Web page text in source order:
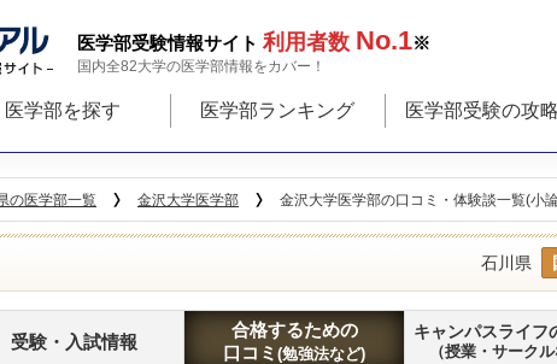
医学部受験情報サイト 利用者数 No.1※
国内全82大学の医学部情報をカバー！
医学部を探す 医学部ランキング 医学部受験の攻
の医学部一覧 金沢大学医学部 金沢大学医学部の口コミ・体験談一覧(小
石川県
受験・入試情報
合格するための
口コミ (勉強法など)
キャンパスライフ
（授業・サークル